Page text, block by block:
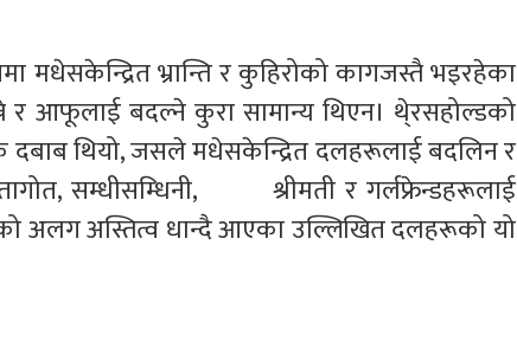
मधेसकेन्द्रित भ्रान्ति र कुहिरोको कागजस्तै भइरहेका
र आफूलाई बदल्ने कुरा सामान्य थिएन। थे्रसहोल्डको
दबाब थियो, जसले मधेसकेन्द्रित दलहरूलाई बदलिन र
सम्धीसम्धिनी, श्रीमती र गर्लफ्रेन्डहरूलाई
अलग अस्तित्व धान्दै आएका उल्लिखित दलहरूको यो